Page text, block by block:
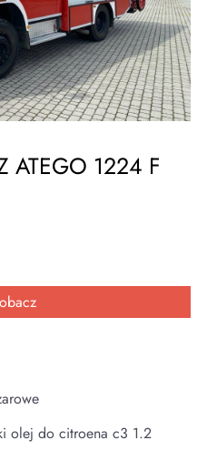
ATEGO 1224 F
olej do citroena c3 1.2